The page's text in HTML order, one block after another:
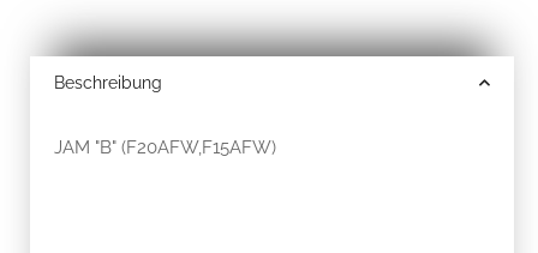
Beschreibung
JAM "B" (F20AFW,F15AFW)